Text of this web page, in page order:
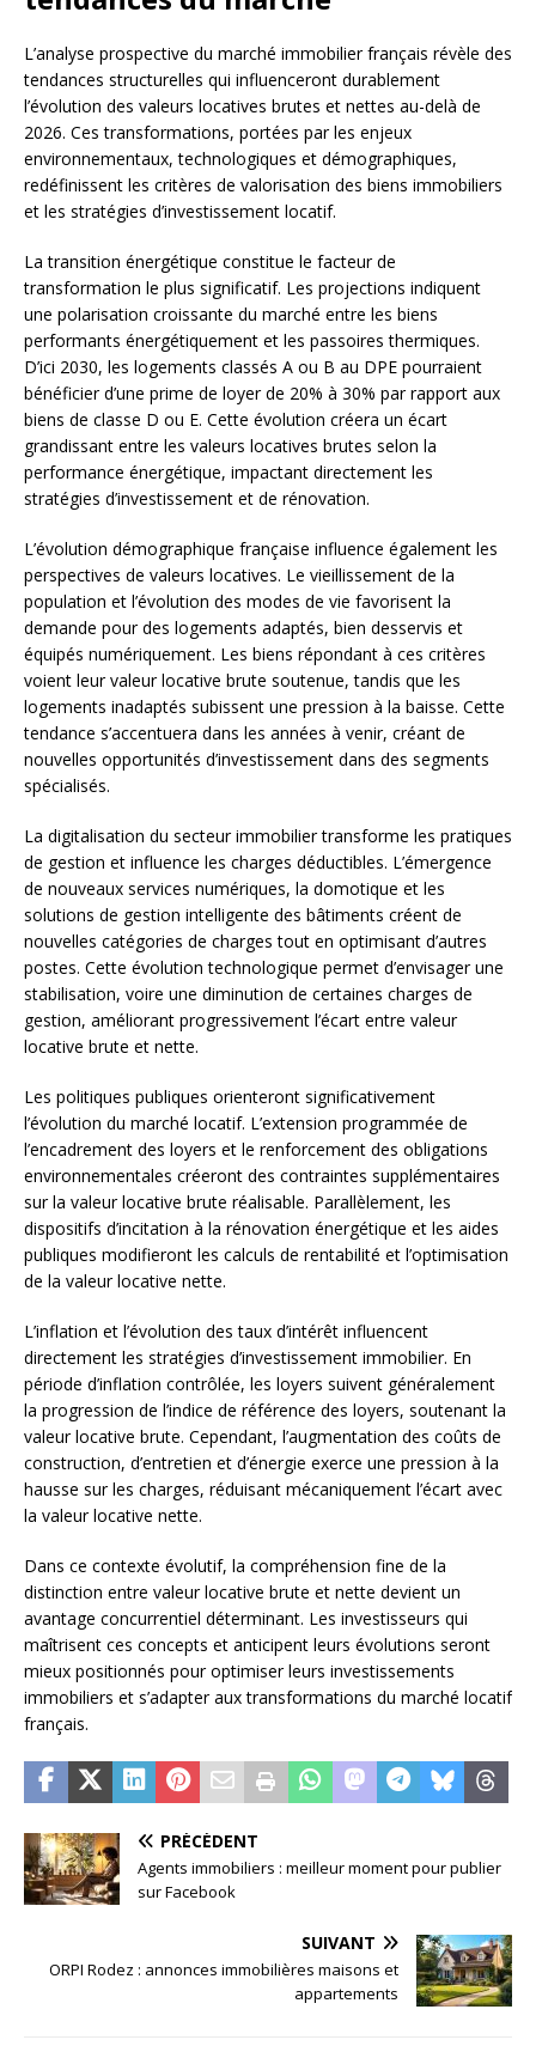
L’analyse prospective du marché immobilier français révèle des
tendances structurelles qui influenceront durablement
l’évolution des valeurs locatives brutes et nettes au-delà de
2026. Ces transformations, portées par les enjeux
environnementaux, technologiques et démographiques,
redéfinissent les critères de valorisation des biens immobiliers
et les stratégies d’investissement locatif.
La transition énergétique constitue le facteur de
transformation le plus significatif. Les projections indiquent
une polarisation croissante du marché entre les biens
performants énergétiquement et les passoires thermiques.
D’ici 2030, les logements classés A ou B au DPE pourraient
bénéficier d’une prime de loyer de 20% à 30% par rapport aux
biens de classe D ou E. Cette évolution créera un écart
grandissant entre les valeurs locatives brutes selon la
performance énergétique, impactant directement les
stratégies d’investissement et de rénovation.
L’évolution démographique française influence également les
perspectives de valeurs locatives. Le vieillissement de la
population et l’évolution des modes de vie favorisent la
demande pour des logements adaptés, bien desservis et
équipés numériquement. Les biens répondant à ces critères
voient leur valeur locative brute soutenue, tandis que les
logements inadaptés subissent une pression à la baisse. Cette
tendance s’accentuera dans les années à venir, créant de
nouvelles opportunités d’investissement dans des segments
spécialisés.
La digitalisation du secteur immobilier transforme les pratiques
de gestion et influence les charges déductibles. L’émergence
de nouveaux services numériques, la domotique et les
solutions de gestion intelligente des bâtiments créent de
nouvelles catégories de charges tout en optimisant d’autres
postes. Cette évolution technologique permet d’envisager une
stabilisation, voire une diminution de certaines charges de
gestion, améliorant progressivement l’écart entre valeur
locative brute et nette.
Les politiques publiques orienteront significativement
l’évolution du marché locatif. L’extension programmée de
l’encadrement des loyers et le renforcement des obligations
environnementales créeront des contraintes supplémentaires
sur la valeur locative brute réalisable. Parallèlement, les
dispositifs d’incitation à la rénovation énergétique et les aides
publiques modifieront les calculs de rentabilité et l’optimisation
de la valeur locative nette.
L’inflation et l’évolution des taux d’intérêt influencent
directement les stratégies d’investissement immobilier. En
période d’inflation contrôlée, les loyers suivent généralement
la progression de l’indice de référence des loyers, soutenant la
valeur locative brute. Cependant, l’augmentation des coûts de
construction, d’entretien et d’énergie exerce une pression à la
hausse sur les charges, réduisant mécaniquement l’écart avec
la valeur locative nette.
Dans ce contexte évolutif, la compréhension fine de la
distinction entre valeur locative brute et nette devient un
avantage concurrentiel déterminant. Les investisseurs qui
maîtrisent ces concepts et anticipent leurs évolutions seront
mieux positionnés pour optimiser leurs investissements
immobiliers et s’adapter aux transformations du marché locatif
français.
PRÉCÉDENT
Agents immobiliers : meilleur moment pour publier
sur Facebook
SUIVANT
ORPI Rodez : annonces immobilières maisons et
appartements